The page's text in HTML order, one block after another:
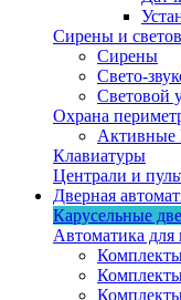
Сирены и
Сирены
Свето-
Световой
Охрана
Активные
Клавиатуры
Централи и
Дверная
Карусельные
Автоматика для